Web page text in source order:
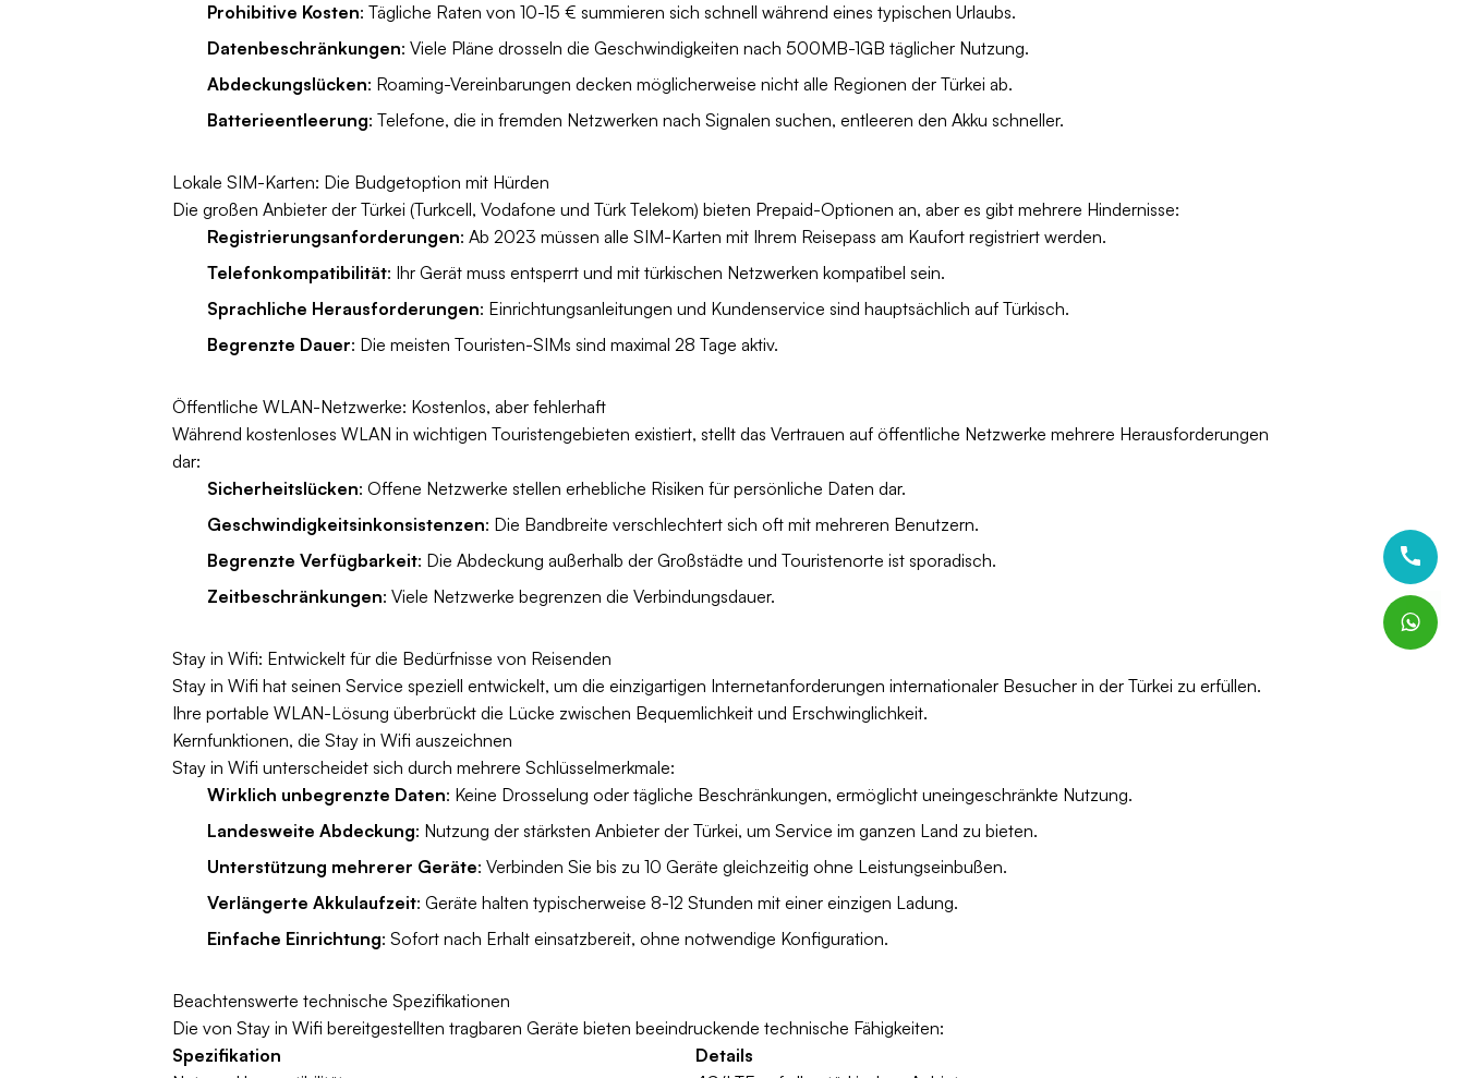
Prohibitive Kosten: Tägliche Raten von 10-15 € summieren sich schnell während eines typischen Urlaubs.
Datenbeschränkungen: Viele Pläne drosseln die Geschwindigkeiten nach 500MB-1GB täglicher Nutzung.
Abdeckungslücken: Roaming-Vereinbarungen decken möglicherweise nicht alle Regionen der Türkei ab.
Batterieentleerung: Telefone, die in fremden Netzwerken nach Signalen suchen, entleeren den Akku schneller.
Lokale SIM-Karten: Die Budgetoption mit Hürden
Die großen Anbieter der Türkei (Turkcell, Vodafone und Türk Telekom) bieten Prepaid-Optionen an, aber es gibt mehrere Hindernisse:
Registrierungsanforderungen: Ab 2023 müssen alle SIM-Karten mit Ihrem Reisepass am Kaufort registriert werden.
Telefonkompatibilität: Ihr Gerät muss entsperrt und mit türkischen Netzwerken kompatibel sein.
Sprachliche Herausforderungen: Einrichtungsanleitungen und Kundenservice sind hauptsächlich auf Türkisch.
Begrenzte Dauer: Die meisten Touristen-SIMs sind maximal 28 Tage aktiv.
Öffentliche WLAN-Netzwerke: Kostenlos, aber fehlerhaft
Während kostenloses WLAN in wichtigen Touristengebieten existiert, stellt das Vertrauen auf öffentliche Netzwerke mehrere Herausforderungen
dar:
Sicherheitslücken: Offene Netzwerke stellen erhebliche Risiken für persönliche Daten dar.
Geschwindigkeitsinkonsistenzen: Die Bandbreite verschlechtert sich oft mit mehreren Benutzern.
Begrenzte Verfügbarkeit: Die Abdeckung außerhalb der Großstädte und Touristenorte ist sporadisch.
Zeitbeschränkungen: Viele Netzwerke begrenzen die Verbindungsdauer.
Stay in Wifi: Entwickelt für die Bedürfnisse von Reisenden
Stay in Wifi hat seinen Service speziell entwickelt, um die einzigartigen Internetanforderungen internationaler Besucher in der Türkei zu erfüllen.
Ihre portable WLAN-Lösung überbrückt die Lücke zwischen Bequemlichkeit und Erschwinglichkeit.
Kernfunktionen, die Stay in Wifi auszeichnen
Stay in Wifi unterscheidet sich durch mehrere Schlüsselmerkmale:
Wirklich unbegrenzte Daten: Keine Drosselung oder tägliche Beschränkungen, ermöglicht uneingeschränkte Nutzung.
Landesweite Abdeckung: Nutzung der stärksten Anbieter der Türkei, um Service im ganzen Land zu bieten.
Unterstützung mehrerer Geräte: Verbinden Sie bis zu 10 Geräte gleichzeitig ohne Leistungseinbußen.
Verlängerte Akkulaufzeit: Geräte halten typischerweise 8-12 Stunden mit einer einzigen Ladung.
Einfache Einrichtung: Sofort nach Erhalt einsatzbereit, ohne notwendige Konfiguration.
Beachtenswerte technische Spezifikationen
Die von Stay in Wifi bereitgestellten tragbaren Geräte bieten beeindruckende technische Fähigkeiten:
Spezifikation
Details